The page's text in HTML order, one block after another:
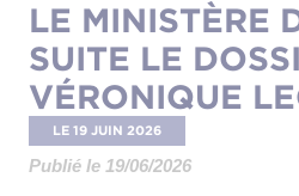
LE MINISTÈRE
SUITE LE
VÉRONIQUE
LE 19 JUIN 2026
Publié le 19/06/2026